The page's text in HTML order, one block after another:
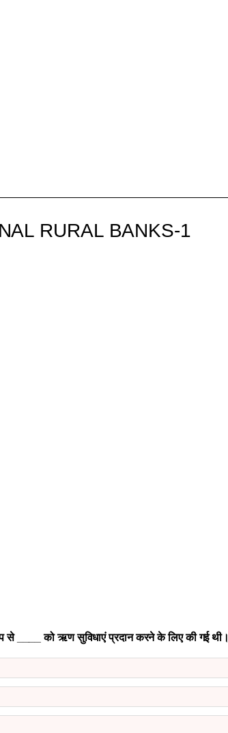
RURAL BANKS-1
से ____ को ऋण सुविधाएं प्रदान करने के लिए की गई थी।